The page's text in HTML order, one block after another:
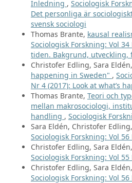
Inledning , Sociologisk
Det personliga är
svensk sociologi
Thomas Brante, kausal
Sociologisk Forskning: Vol
tiden. Bakgrund, utveckling,
Christofer Edling, Sara Eldén,
happening in Sweden" ,
Nr 4 (2017): Look at what’s
Thomas Brante, Teori och
mellan makrosociologi,
handling , Sociologisk
Sara Eldén, Christofer Edling,
Sociologisk Forskning: Vol 56
Christofer Edling, Sara Eldén,
Sociologisk Forskning: Vol 55
Christofer Edling, Sara Eldén,
Sociologisk Forskning: Vol 56